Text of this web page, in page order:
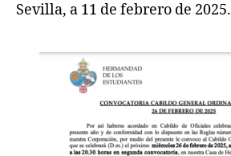
Sevilla, a 11 de febrero de 2025.